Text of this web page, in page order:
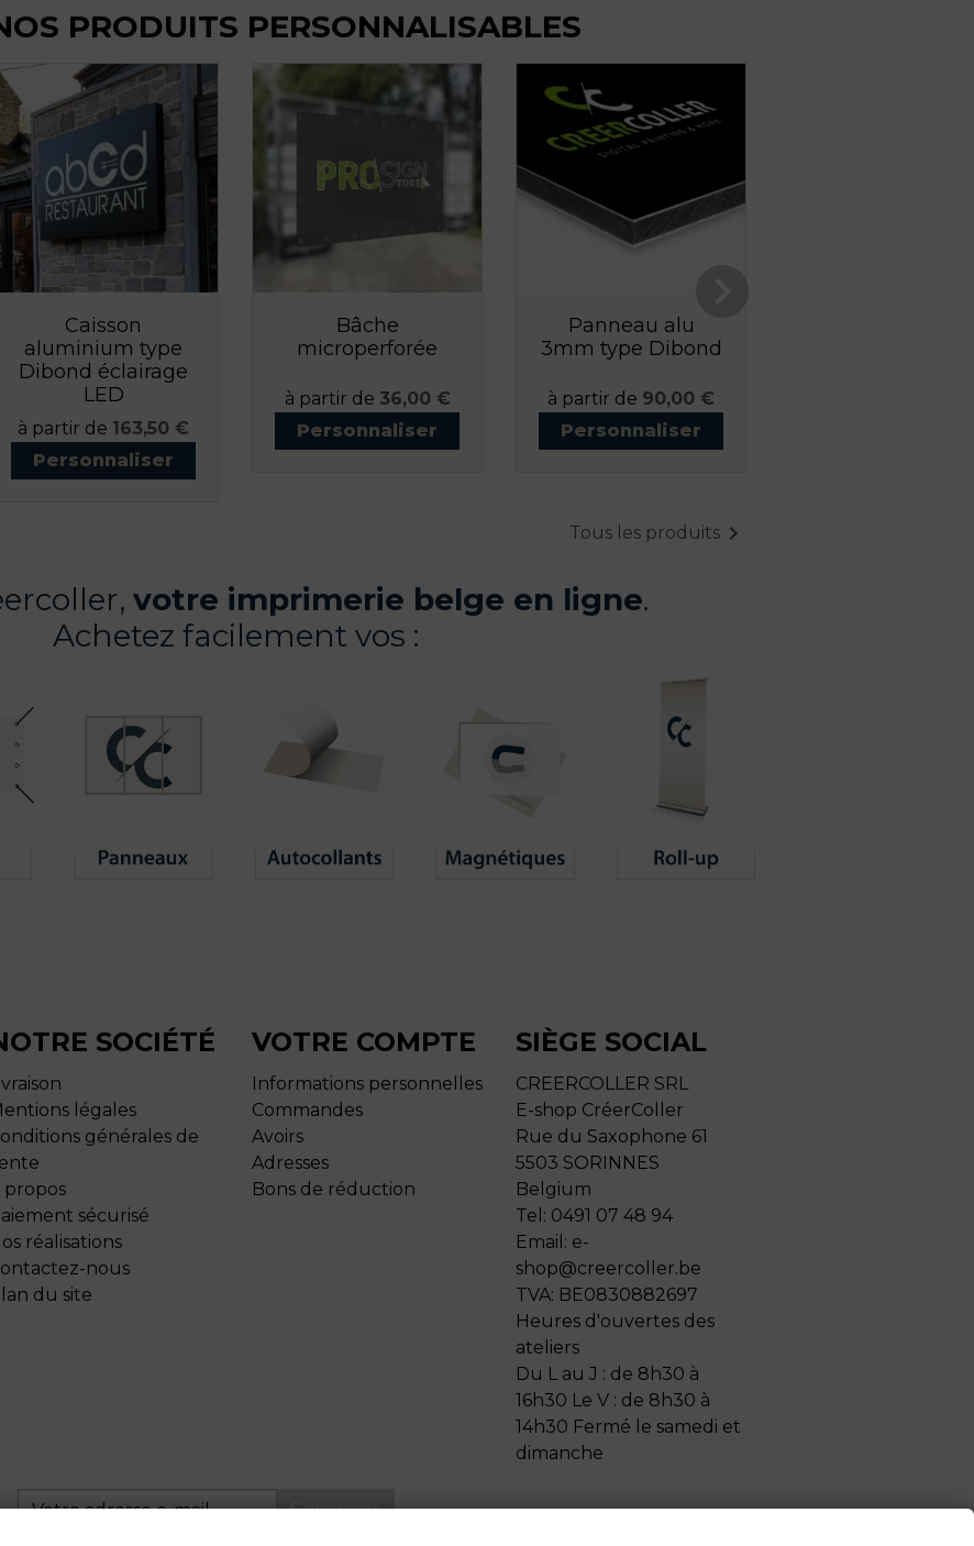
PRODUITS PERSONNALISABLES
Caisson
aluminium type
Dibond éclairage
LED
à partir de Prix
163,50 €
Personnaliser
Bâche
microperforée
à partir de Prix
36,00 €
Personnaliser
Panneau alu
3mm type Dibond
à partir de Prix
90,00 €
Personnaliser
Tous les produits 
votre imprimerie belge en ligne.
Achetez facilement vos :
SOCIÉTÉ
légales
générales de
propos
sécurisé
réalisations
nous
du site
VOTRE COMPTE
Informations personnelles
Commandes
Avoirs
Adresses
Bons de réduction
SIÈGE SOCIAL
CREERCOLLER SRL
E-shop CréerColler
Rue du Saxophone 61
5503 SORINNES
Belgium
Tel: 0491 07 48 94
Email: e-
shop@creercoller.be
TVA: BE0830882697
Heures d'ouvertes des
ateliers
Du L au J : de 8h30 à
16h30 Le V : de 8h30 à
14h30 Fermé le samedi et
dimanche
S’abonner